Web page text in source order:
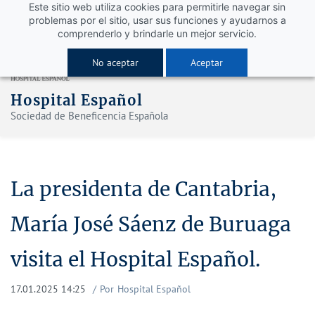
Este sitio web utiliza cookies para permitirle navegar sin
problemas por el sitio, usar sus funciones y ayudarnos a
comprenderlo y brindarle un mejor servicio.
No aceptar Aceptar
Hospital Español
Sociedad de Beneficencia Española
La presidenta de Cantabria,
María José Sáenz de Buruaga
visita el Hospital Español.
17.01.2025 14:25 Por Hospital Español